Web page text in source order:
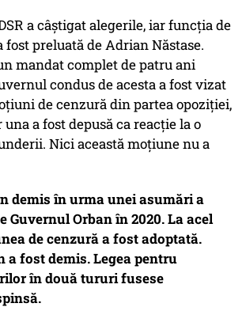
a câștigat alegerile, iar funcția de
preluată de Adrian Năstase.
mandat complet de patru ani
condus de acesta a fost vizat
de cenzură din partea opoziției,
a fost depusă ca reacție la o
Nici această moțiune nu a
demis în urma unei asumări a
Guvernul Orban în 2020. La acel
de cenzură a fost adoptată.
a fost demis. Legea pentru
în două tururi fusese